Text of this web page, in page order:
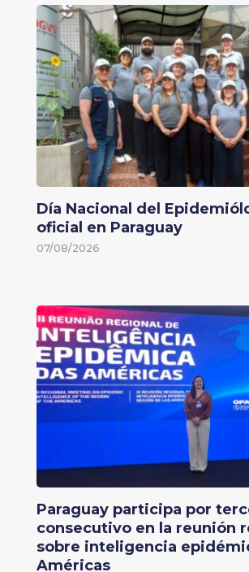
Día Nacional del
oficial en Paraguay
07/08/2026
Paraguay participa por
consecutivo en la reunión
sobre inteligencia
Américas